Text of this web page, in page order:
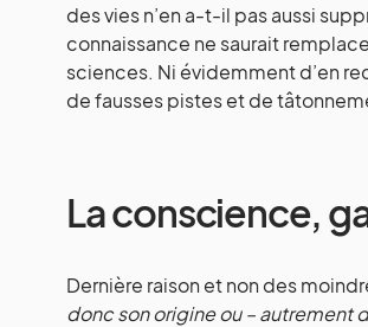
des vies n’en a-t-il pas aussi
connaissance ne saurait
sciences. Ni évidemment d’en
de fausses pistes et de
La conscience,
Dernière raison et non des
donc son origine ou – autrement